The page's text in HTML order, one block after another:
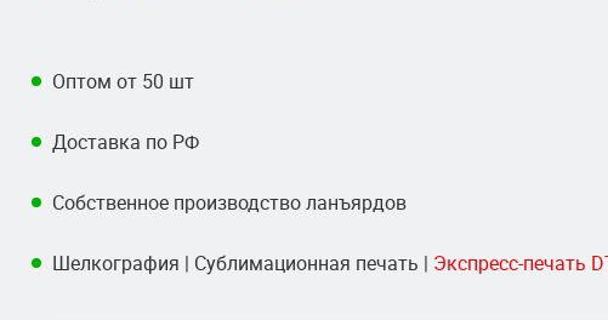
Оптом от 50 шт
Доставка по РФ
Собственное производство ланъярдов
Шелкография | Сублимационная печать | Экспресс-печать